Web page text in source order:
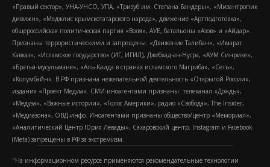
«Правый сектор», УНА-УНСО, УПА, «Тризуб им. Степана Бандеры», «Мизантропик
дивижн», «Меджлис крымскотатарского народа», движение «Артподготовка»,
общероссийская политическая партия «Воля», АУЕ, батальоны «Азов» и «Айдар».
Признаны террористическими и запрещены: «Движение Талибан», «Имарат
Кавказ», «Исламское государство» (ИГ, ИГИЛ), Джебхад-ан-Нусра, «АУМ Синрике»,
«Братья-мусульмане», «Аль-Каида в странах исламского Магриба», «Сеть»,
«Колумбайн». В РФ признана нежелательной деятельность «Открытой России»,
издания «Проект Медиа». СМИ-иноагентами признаны: телеканал «Дождь»,
«Медуза», «Важные истории», «Голос Америки», радио «Свобода», The Insider,
«Медиазона», ОВД-инфо. Иноагентами признаны общество/центр «Мемориал»,
«Аналитический Центр Юрия Левады», Сахаровский центр. Instagram и Facebook
(Metа) запрещены в РФ за экстремизм.
"На информационном ресурсе применяются рекомендательные технологии